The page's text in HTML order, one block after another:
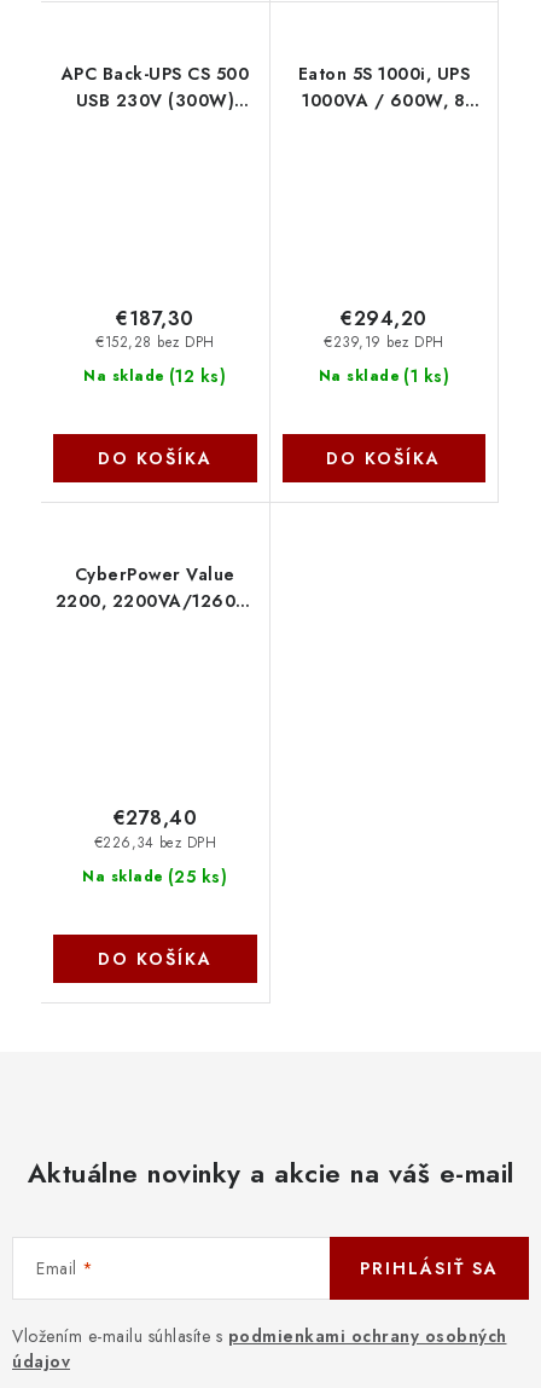
APC Back-UPS CS 500
USB 230V (300W)
Na sklade (12 ks)
€152,28 bez DPH
€187,30
DO KOŠÍKA
Eaton 5S 1000i, UPS
1000VA / 600W, 8
Na sklade (1 ks)
€239,19 bez DPH
€294,20
DO KOŠÍKA
CyberPower Value
2200, 2200VA/1260W
Na sklade (25 ks)
€226,34 bez DPH
€278,40
DO KOŠÍKA
Aktuálne novinky a akcie na váš e-mail
Email
Vložením e-mailu súhlasíte s podmienkami ochrany osobných
údajov
PRIHLÁSIŤ SA